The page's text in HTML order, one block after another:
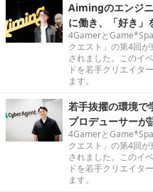
Aimingのエンジ
に働き、「好き」
4Gamerと
クエスト」の第4回
されました。このイ
ドを若手クリエイタ
ます。
若手抜擢の環境
プロデューサーが
4Gamerと
クエスト」の第4回
されました。このイ
ドを若手クリエイタ
ます。